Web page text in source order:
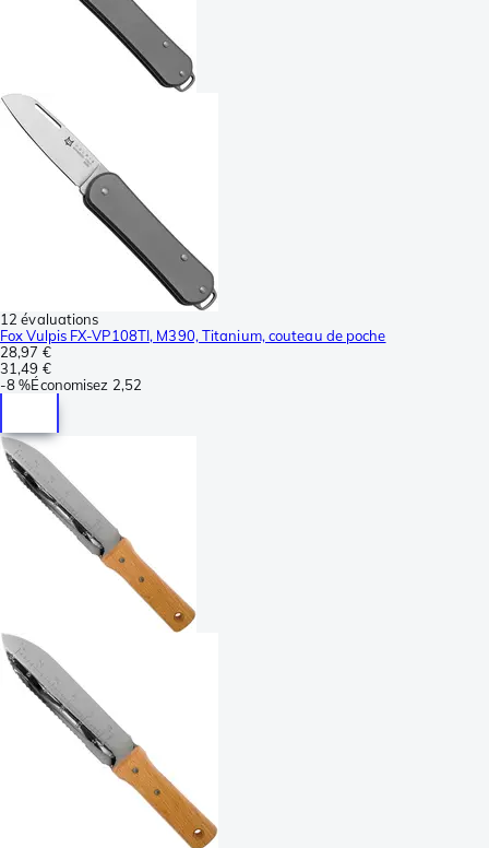
12 évaluations
Fox Vulpis FX-VP108TI, M390, Titanium, couteau de poche
28,97 €
31,49 €
-8 %Économisez 2,52